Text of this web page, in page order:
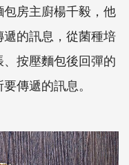
房主廚楊千毅，他
的訊息，從菌種培
按壓麵包後回彈的
傳遞的訊息。